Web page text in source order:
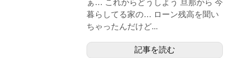
ぁ… これからどうしよう 旦那から 今
暮らしてる家の… ローン残高を聞い
ちゃったんだけど...
記事を読む